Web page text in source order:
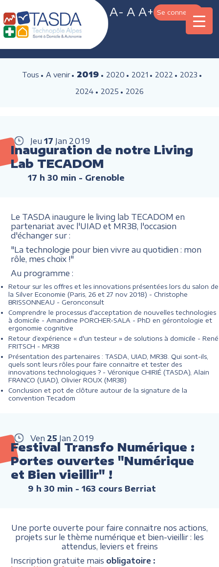
A- A A+ Se connecter
Tous A venir 2019 2020 2021 2022
2023
2024
2025 2026
Jeu 17 Jan 2019
Inauguration de notre Living
Lab TECADOM
17 h 30 min - Grenoble
Le TASDA inaugure le living lab TECADOM en
partenariat avec l'UIAD et MR38, l'occasion
d'échanger sur :
"La technologie pour bien vivre au quotidien : mon
rôle, mes choix !"
Au programme :
Retour sur les offres et les innovations présentées lors du salon de
la Silver Economie (Paris, 26 et 27 nov 2018) - Christophe
BRISSONNEAU - Geronconsult
Comprendre le processus d'acceptation de nouvelles technologies
à domicile - Amandine PORCHER-SALA - PhD en gérontologie et
ergonomie cognitive
Retour d’expérience « d'un testeur » de solutions à domicile - René
FRITSCH - MR38
Présentation des partenaires : TASDA, UIAD, MR38. Qui sont-ils,
quels sont leurs rôles pour faire connaitre et tester des
innovations technologiques ? - Véronique CHIRIÉ (TASDA), Alain
FRANCO (UIAD), Olivier ROUX (MR38)
Conclusion et pot de clôture autour de la signature de la
convention Tecadom
Ven 25 Jan 2019
Festival Transfo Numérique :
Portes ouvertes "Numérique
et Bien vieillir" !
9 h 30 min - 163 cours Berriat
Une porte ouverte pour faire connaitre nos actions,
projets sur le thème numérique et bien-vieillir : les
attendus, leviers et freins
Inscription gratuite mais obligatoire :